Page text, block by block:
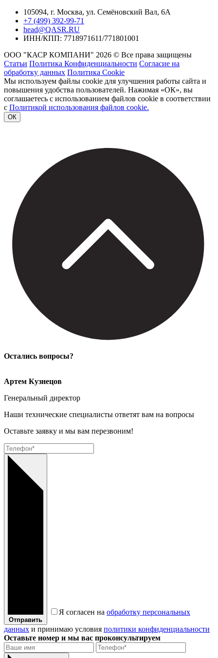
105094, г. Москва, ул. Семёновский Вал, 6А
+7 (499) 392-99-71
head@QASR.RU
ИНН/КПП: 7718971611/771801001
ООО "КАСР КОМПАНИ" 2026 © Все права защищены
Статьи Политика Конфиденциальности Согласие на
обработку данных Политика Cookie
Мы используем файлы cookie для улучшения работы сайта и
повышения удобства пользователей. Нажимая «ОК», вы
соглашаетесь с использованием файлов cookie в соответствии
с Политикой использования файлов cookie.
ОК
Остались вопросы?
Артем Кузнецов
Генеральный директор
Наши технические специалисты ответят вам на вопросы
Оставьте заявку и мы вам перезвоним!
Отправить
Я согласен на обработку персональных
данных и принимаю условия политики конфиденциальности
Оставьте номер и мы вас проконсультируем